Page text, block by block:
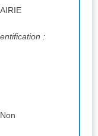
:
Non